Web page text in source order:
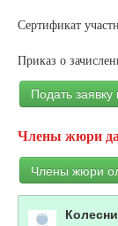
Сертификат
Приказ о
Подать
Члены жюри
Члены жюри